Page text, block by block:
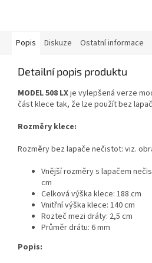
Popis Diskuze Ostatní informace
Detailní popis produktu
MODEL 508 LXje vylepšená verze
část klece tak, že lze použít bez
Rozměry klece:
Rozměry bez lapače nečistot: viz.
Vnější rozměry s lapačem
cm
Celková výška klece: 188 cm
Vnitřní výška klece: 140 cm
Rozteč mezi dráty: 2,5 cm
Průměr drátu: 6 mm
Popis: